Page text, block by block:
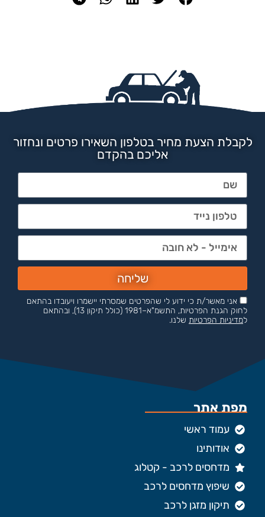
לקבלת הצעת מחיר בטלפון השאירו פרטים ונחזור
אליכם בהקדם
אני מאשר/ת כי ידוע לי שהפרטים שמסרתי יישמרו ויעובדו בהתאם
לחוק הגנת הפרטיות, התשמ"א–1981 (כולל תיקון 13), ובהתאם
למדיניות הפרטיות שלנו.
שליחה
מפת אתר
עמוד ראשי
אודותינו
מדחסים לרכב - קטלוג
שיפוץ מדחסים לרכב
תיקון מזגן לרכב